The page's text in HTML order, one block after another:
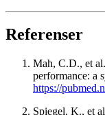
Referenser
Mah, C.D., et
performance: a
https://
Spiegel, K., et